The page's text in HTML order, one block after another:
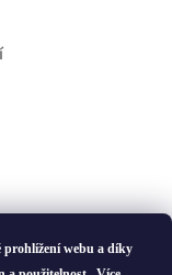
prohlížení webu a díky